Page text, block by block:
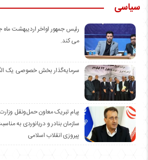
سیاسی
رئیس جمهور اواخر اردیبهشت ماه
می کند.
سرمایه‌گذار بخش خصوصی یک
️پیام تبریک معاون حمل‌ونقل
سازمان بنادر و دریانوردی به
پیروزی انقلاب اسلامی